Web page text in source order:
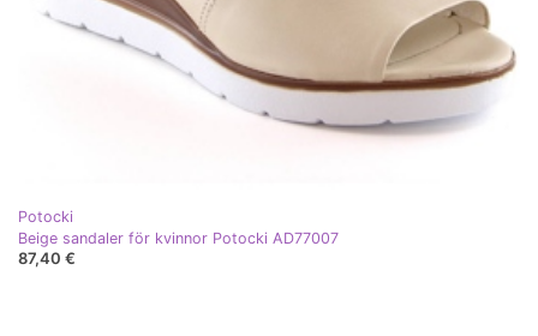
Potocki
Beige sandaler för kvinnor Potocki AD77007
87,40 €